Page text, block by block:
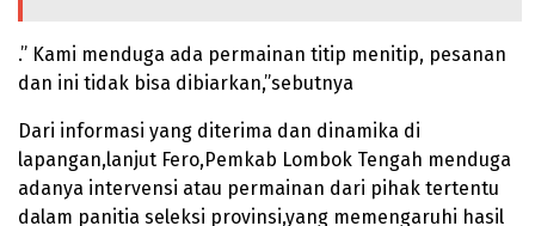
.” Kami menduga ada permainan titip menitip, pesanan
dan ini tidak bisa dibiarkan,”sebutnya
Dari informasi yang diterima dan dinamika di
lapangan,lanjut Fero,Pemkab Lombok Tengah menduga
adanya intervensi atau permainan dari pihak tertentu
dalam panitia seleksi provinsi,yang memengaruhi hasil